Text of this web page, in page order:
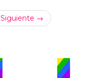
Siguiente →